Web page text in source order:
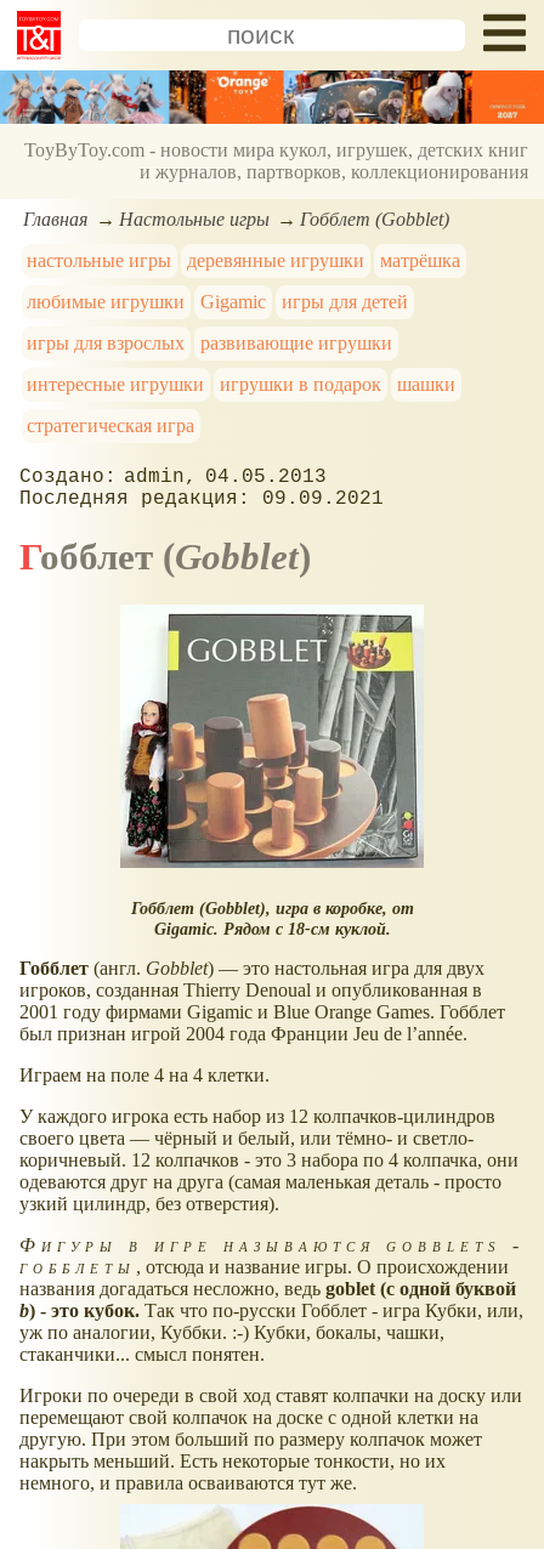
ToyByToy.com - новости мира кукол, игрушек, детских книг
и журналов, партворков, коллекционирования
Главная Настольные игры
Гобблет (Gobblet)
настольные игры
деревянные игрушки
матрёшка
любимые игрушки
Gigamic
игры для детей
игры для взрослых
развивающие игрушки
интересные игрушки
игрушки в подарок
шашки
стратегическая игра
admin
04.05.2013
09.09.2021
Гобблет (Gobblet)
Гобблет(Gobblet), игра в коробке, от
Gigamic. Рядом с 18-см куклой.
Гобблет (англ. Gobblet) — это настольная игра для двух
игроков, созданная Thierry Denoual и опубликованная в
2001 году фирмами Gigamic и Blue Orange Games. Гобблет
был признан игрой 2004 года Франции Jeu de l’année.
Играем на поле 4 на 4 клетки.
У каждого игрока есть набор из 12 колпачков-цилиндров
своего цвета — чёрный и белый, или тёмно- и светло-
коричневый. 12 колпачков - это 3 набора по 4 колпачка, они
одеваются друг на друга (самая маленькая деталь - просто
узкий цилиндр, без отверстия).
Фигуры в игре называются gobblets -
гобблеты , отсюда и название игры. О происхождении
названия догадаться несложно, ведь goblet (с одной буквой
b) - это кубок. Так что по-русски Гобблет - игра Кубки, или,
уж по аналогии, Куббки. :-) Кубки, бокалы, чашки,
стаканчики... смысл понятен.
Игроки по очереди в свой ход ставят колпачки на доску или
перемещают свой колпачок на доске с одной клетки на
другую. При этом больший по размеру колпачок может
накрыть меньший. Есть некоторые тонкости, но их
немного, и правила осваиваются тут же.